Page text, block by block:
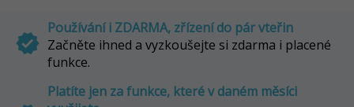
verified
Používání i ZDARMA, zřízení do pár vteřin
Začněte ihned a vyzkoušejte si zdarma i placené
funkce.
Platíte jen za funkce, které v daném měsíci